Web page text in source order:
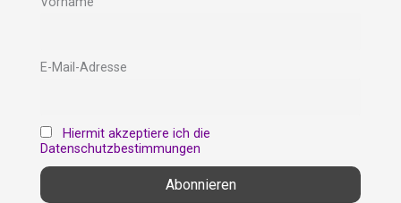
E-Mail-Adresse
Hiermit akzeptiere ich die
Datenschutzbestimmungen